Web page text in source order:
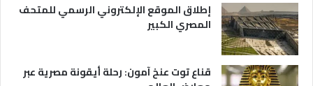
ع
ه
إطلاق الموقع الإلكتروني الرسمي للمتحف
المصري الكبير
قناع توت عنخ آمون: رحلة أيقونة مصرية عبر